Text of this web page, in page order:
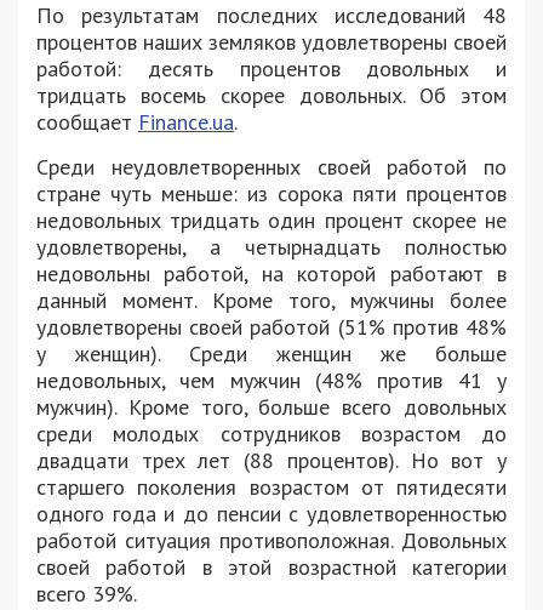
По результатам последних исследований 48
процентов наших земляков удовлетворены своей
работой: десять процентов довольных и
тридцать восемь скорее довольных. Об этом
сообщает Finance.ua.
Среди неудовлетворенных своей работой по
стране чуть меньше: из сорока пяти процентов
недовольных тридцать один процент скорее не
удовлетворены, а четырнадцать полностью
недовольны работой, на которой работают в
данный момент. Кроме того, мужчины более
удовлетворены своей работой (51% против 48%
у женщин). Среди женщин же больше
недовольных, чем мужчин (48% против 41 у
мужчин). Кроме того, больше всего довольных
среди молодых сотрудников возрастом до
двадцати трех лет (88 процентов). Но вот у
старшего поколения возрастом от пятидесяти
одного года и до пенсии с удовлетворенностью
работой ситуация противоположная. Довольных
своей работой в этой возрастной категории
всего 39%.